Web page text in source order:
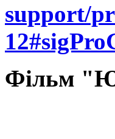
support/
Фільм